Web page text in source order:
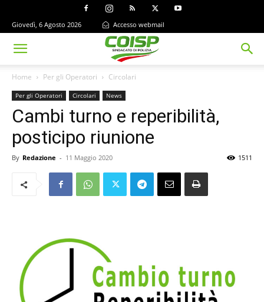
Giovedì, 6 Agosto 2026 Accesso webmail
Home Per gli Operatori Circolari
Per gli Operatori Circolari News
Cambi turno e reperibilità,
posticipo riunione
By Redazione - 11 Maggio 2020 1511